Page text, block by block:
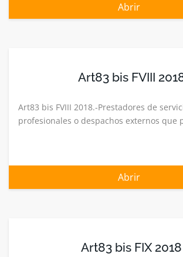
Abrir
Art83 bis FVIII
Art83 bis FVIII 2018.-Prestadores de
profesionales o despachos externos que
Abrir
Art83 bis FIX 2018